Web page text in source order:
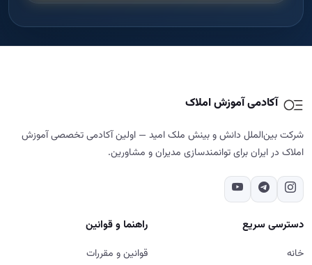
آکادمی آموزش املاک
شرکت بین‌الملل دانش و بینش ملک امید — اولین آکادمی تخصصی آموزش
املاک در ایران برای توانمندسازی مدیران و مشاورین.
دسترسی سریع
خانه
راهنما و قوانین
قوانین و مقررات